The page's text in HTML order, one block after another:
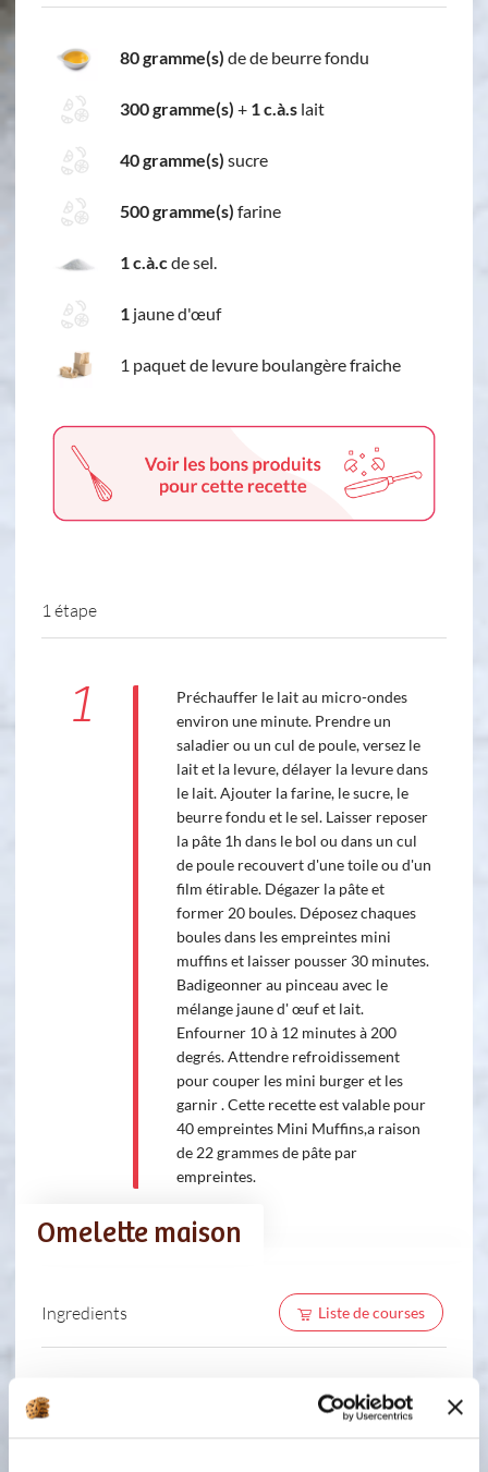
80 gramme(s) de de beurre fondu
300 gramme(s) + 1 c.à.s lait
40 gramme(s) sucre
500 gramme(s) farine
1 c.à.cde sel.
1 jaune d'œuf
1 paquet de levure boulangère fraiche
1 étape
1
Préchauffer le lait au micro-ondes
environ une minute. Prendre un
saladier ou un cul de poule, versez le
lait et la levure, délayer la levure dans
le lait. Ajouter la farine, le sucre, le
beurre fondu et le sel. Laisser reposer
la pâte 1h dans le bol ou dans un cul
de poule recouvert d'une toile ou d'un
film étirable. Dégazer la pâte et
former 20 boules. Déposez chaques
boules dans les empreintes mini
muffins et laisser pousser 30 minutes.
Badigeonner au pinceau avec le
mélange jaune d' œuf et lait.
Enfourner 10 à 12 minutes à 200
degrés. Attendre refroidissement
pour couper les mini burger et les
garnir . Cette recette est valable pour
40 empreintes Mini Muffins,a raison
de 22 grammes de pâte par
empreintes.
Omelette maison
Ingredients Liste de courses